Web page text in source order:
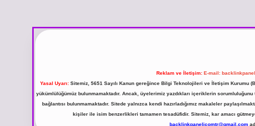
Reklam ve İletişim: E-mail:
Yasal Uyarı:Sitemiz, 5651 Sayılı Kanun gereğince Bilgi Teknolojileri ve İletişim Kurumu
yükümlülüğümüz bulunmamaktadır. Ancak, üyelerimiz yazdıkları içeriklerin
bağlantısı bulunmamaktadır. Sitede yalnızca kendi hazırladığımız makaleler
kişiler ile isim benzerlikleri tamamen tesadüfidir. Sitemiz, kar amacı
backlinkpanelicomtr@gmail.com